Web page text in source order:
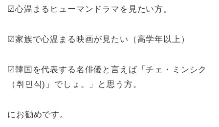
☑心温まるヒューマンドラマを見たい方。
☑家族で心温まる映画が見たい（高学年以上）
☑韓国を代表する名俳優と言えば「チェ・ミンシク
（취민식)」でしょ。」と思う方。
にお勧めです。